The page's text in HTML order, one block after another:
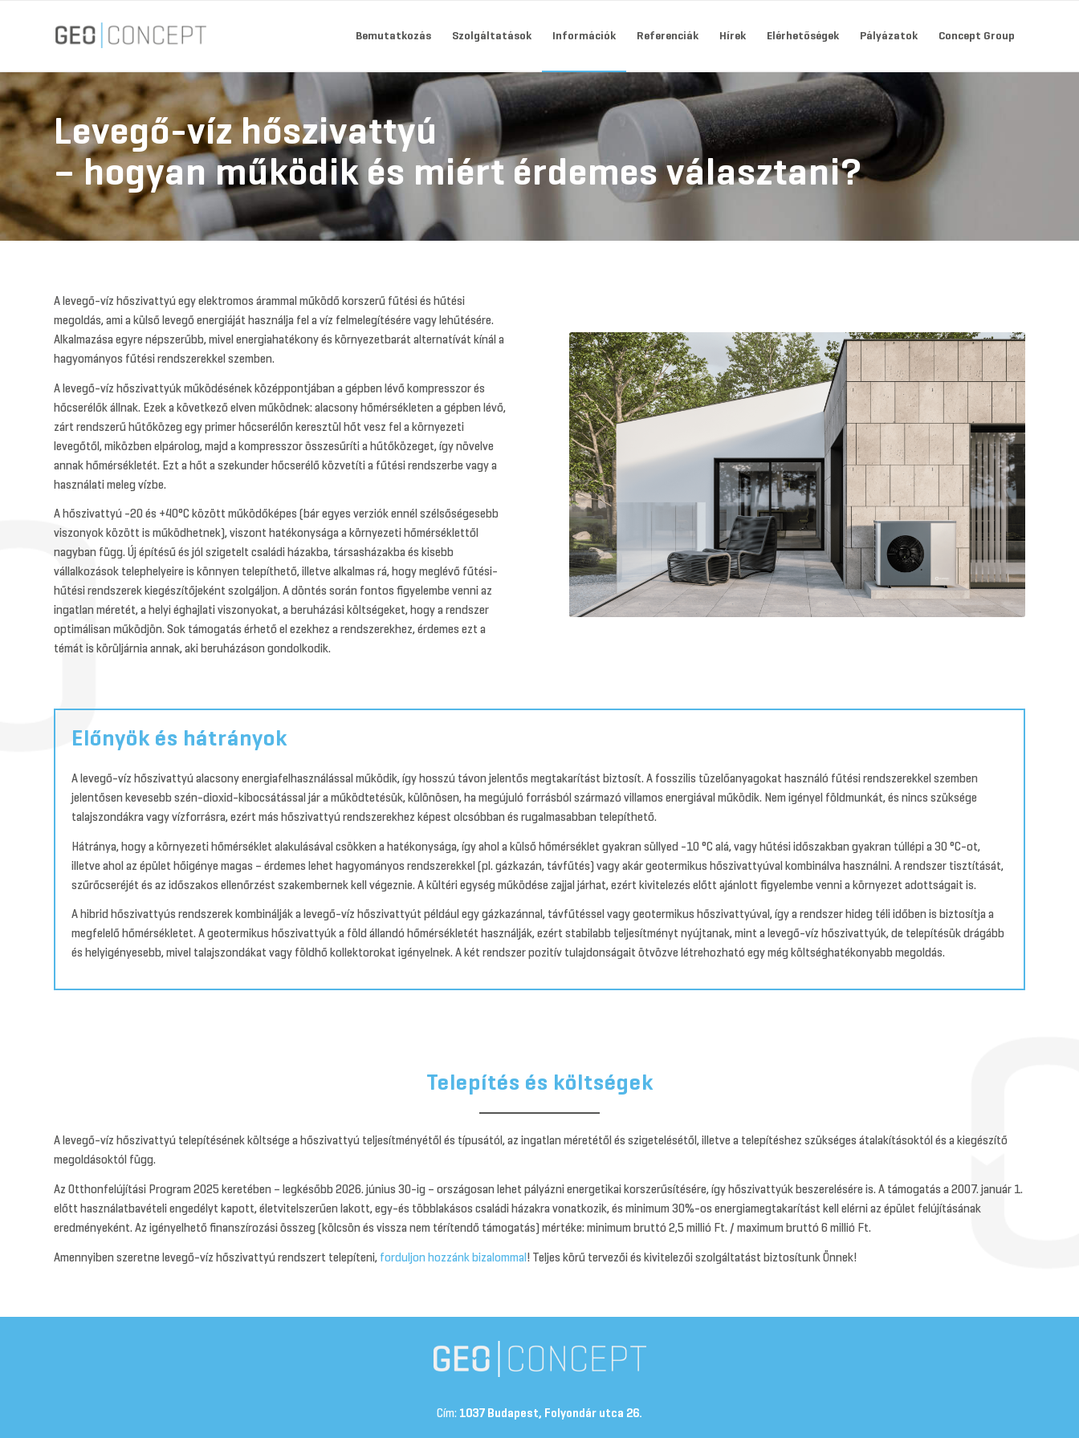
Bemutatkozás Szolgáltatások Információk Referenciák Hírek Elérhetőségek Pályázatok Concept Group
Levegő-víz hőszivattyú
– hogyan működik és miért érdemes választani?
A levegő-víz hőszivattyú egy elektromos árammal működő korszerű fűtési és hűtési
megoldás, ami a külső levegő energiáját használja fel a víz felmelegítésére vagy lehűtésére.
Alkalmazása egyre népszerűbb, mivel energiahatékony és környezetbarát alternatívát kínál a
hagyományos fűtési rendszerekkel szemben.
A levegő-víz hőszivattyúk működésének középpontjában a gépben lévő kompresszor és
hőcserélők állnak. Ezek a következő elven működnek: alacsony hőmérsékleten a gépben lévő,
zárt rendszerű hűtőközeg egy primer hőcserélőn keresztül hőt vesz fel a környezeti
levegőtől, miközben elpárolog, majd a kompresszor összesűríti a hűtőközeget, így növelve
annak hőmérsékletét. Ezt a hőt a sze­­kunder hőcserélő közvetíti a fűtési rendszerbe vagy a
használati meleg vízbe.
A hőszivattyú -20 és +40°C között működőképes (bár egyes verziók ennél szélsőségesebb
viszonyok között is működhetnek), viszont hatékonysága a környezeti hőmérséklettől
nagyban függ. Új építésű és jól szigetelt családi házakba, társasházakba és kisebb
vállalkozások telephelyeire is könnyen telepíthető, illetve alkalmas rá, hogy meglévő fűtési-
hűtési rendszerek kiegészítőjeként szolgáljon. A döntés során fontos figyelembe venni az
ingatlan méretét, a helyi éghajlati viszonyokat, a beruházási költségeket, hogy a rendszer
optimálisan működjön. Sok támogatás érhető el ezekhez a rendszerekhez, érdemes ezt a
témát is körüljárnia annak, aki beruházáson gondolkodik.
Előnyök és hátrányok
A levegő-víz hőszivattyú alacsony energiafelhasználással működik, így hosszú távon jelentős megtakarítást biztosít. A fosszilis tüzelőanyagokat használó fűtési rendszerekkel szemben
jelentősen kevesebb szén-dioxid-kibocsátással jár a működtetésük, különösen, ha megújuló forrásból származó villamos energiával működik. Nem igényel földmunkát, és nincs szüksége
talajszondákra vagy vízforrásra, ezért más hőszivattyú rendszerekhez képest olcsóbban és rugalmasabban telepíthető.
Hátránya, hogy a környezeti hőmérséklet alakulásával csökken a hatékonysága, így ahol a külső hőmérséklet gyakran süllyed -10 °C alá, vagy hűtési időszakban gyakran túllépi a 30 °C-ot,
illetve ahol az épület hőigénye magas – érdemes lehet hagyományos rendszerekkel (pl. gázkazán, távfűtés) vagy akár geotermikus hőszivattyúval kombinálva használni. A rendszer tisztítását,
szűrőcseréjét és az időszakos ellenőrzést szakembernek kell végeznie. A kültéri egység működése zajjal járhat, ezért kivitelezés előtt ajánlott figyelembe venni a környezet adottságait is.
A hibrid hőszivattyús rendszerek kombinálják a levegő-víz hőszivattyút például egy gázkazánnal, távfűtéssel vagy geotermikus hőszivattyúval, így a rendszer hideg téli időben is biztosítja a
megfelelő hőmérsékletet. A geotermikus hőszivattyúk a föld állandó hőmérsékletét használják, ezért stabilabb teljesítményt nyújtanak, mint a levegő-víz hőszivattyúk, de telepítésük drágább
és helyigényesebb, mivel talajszondákat vagy földhő kollektorokat igényelnek. A két rendszer pozitív tulajdonságait ötvözve létrehozható egy még költséghatékonyabb megoldás.
Telepítés és költségek
A levegő-víz hőszivattyú telepítésének költsége a hőszivattyú teljesítményétől és típusától, az ingatlan méretétől és szigetelésétől, illetve a telepítéshez szükséges átalakításoktól és a kiegészítő
megoldásoktól függ.
Az Otthonfelújítási Program 2025 keretében – legkésőbb 2026. június 30-ig – országosan lehet pályázni energetikai korszerűsítésére, így hőszivattyúk beszerelésére is. A támogatás a 2007. január 1.
előtt használatbavételi engedélyt kapott, életvitelszerűen lakott, egy-és többlakásos családi házakra vonatkozik, és minimum 30%-os energiamegtakarítást kell elérni az épület felújításának
eredményeként. Az igényelhető finanszírozási összeg (kölcsön és vissza nem térítendő támogatás) mértéke: minimum bruttó 2,5 millió Ft. / maximum bruttó 6 millió Ft.
Amennyiben szeretne levegő-víz hőszivattyú rendszert telepíteni, forduljon hozzánk bizalommal! Teljes körű tervezői és kivitelezői szolgáltatást biztosítunk Önnek!
Cím: 1037 Budapest, Folyondár utca 26.